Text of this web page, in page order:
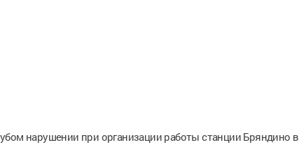
нарушении при организации работы станции Бряндино в